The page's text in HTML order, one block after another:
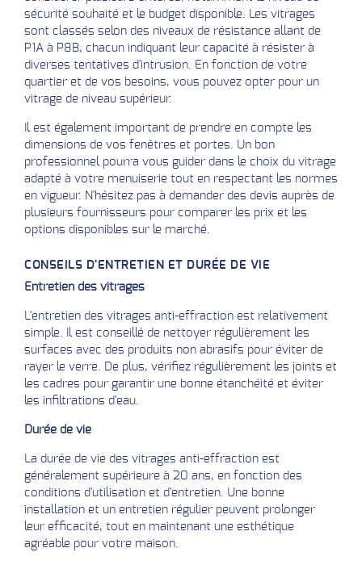
sécurité souhaité et le budget disponible. Les vitrages
sont classés selon des niveaux de résistance allant de
P1A à P8B, chacun indiquant leur capacité à résister à
diverses tentatives d'intrusion. En fonction de votre
quartier et de vos besoins, vous pouvez opter pour un
vitrage de niveau supérieur.
Il est également important de prendre en compte les
dimensions de vos fenêtres et portes. Un bon
professionnel pourra vous guider dans le choix du vitrage
adapté à votre menuiserie tout en respectant les normes
en vigueur. N'hésitez pas à demander des devis auprès de
plusieurs fournisseurs pour comparer les prix et les
options disponibles sur le marché.
CONSEILS D'ENTRETIEN ET DURÉE DE VIE
Entretien des vitrages
L'entretien des vitrages anti-effraction est relativement
simple. Il est conseillé de nettoyer régulièrement les
surfaces avec des produits non abrasifs pour éviter de
rayer le verre. De plus, vérifiez régulièrement les joints et
les cadres pour garantir une bonne étanchéité et éviter
les infiltrations d'eau.
Durée de vie
La durée de vie des vitrages anti-effraction est
généralement supérieure à 20 ans, en fonction des
conditions d'utilisation et d'entretien. Une bonne
installation et un entretien régulier peuvent prolonger
leur efficacité, tout en maintenant une esthétique
agréable pour votre maison.